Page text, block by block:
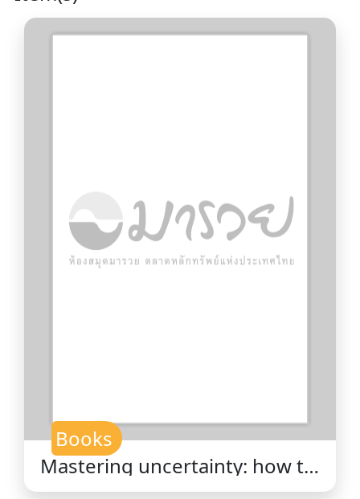
Books
Mastering uncertainty: how to
thrive in an unpredictable